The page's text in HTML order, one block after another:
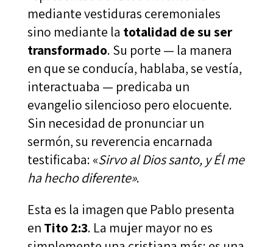
mediante vestiduras ceremoniales
sino mediante la totalidad de su ser
transformado. Su porte — la manera
en que se conducía, hablaba, se vestía,
interactuaba — predicaba un
evangelio silencioso pero elocuente.
Sin necesidad de pronunciar un
sermón, su reverencia encarnada
testificaba: «Sirvo al Dios santo, y Él me
ha hecho diferente».
Esta es la imagen que Pablo presenta
en Tito 2:3. La mujer mayor no es